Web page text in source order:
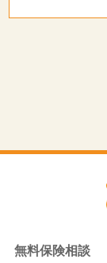
無料保険相談